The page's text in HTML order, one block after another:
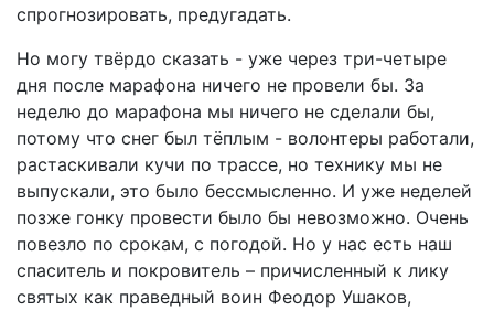
спрогнозировать, предугадать.
Но могу твёрдо сказать - уже через три-четыре
дня после марафона ничего не провели бы. За
неделю до марафона мы ничего не сделали бы,
потому что снег был тёплым - волонтеры работали,
растаскивали кучи по трассе, но технику мы не
выпускали, это было бессмысленно. И уже неделей
позже гонку провести было бы невозможно. Очень
повезло по срокам, с погодой. Но у нас есть наш
спаситель и покровитель – причисленный к лику
святых как праведный воин Феодор Ушаков,